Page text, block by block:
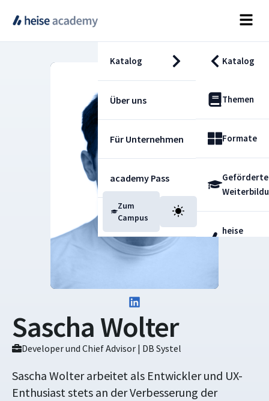
Katalog Katalog
Themen
Formate
Geförderte
heise
Über uns
Für Unternehmen
academy Pass
Blog
Zum
Campus
Sascha Wolter
Developer und Chief Advisor | DB Systel
Sascha Wolter arbeitet als Entwickler und UX-
Enthusiast stets an der Verbesserung der